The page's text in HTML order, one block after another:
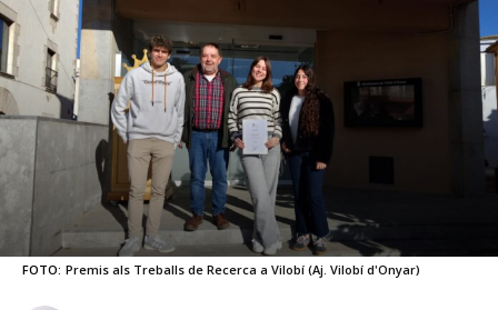
FOTO: Premis als Treballs de Recerca a Vilobí (Aj. Vilobí d'Onyar)